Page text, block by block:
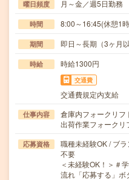
曜日頻度 月～金／週5日勤務
時間 8:00～16:45(休憩1
期間 即日～長期（3ヶ月
時給 時給1300円
交通費
交通費規定内支給
仕事内容
倉庫内フォークリフ
出荷作業フォーク
応募資格
職種未経験OK / ブ
不要
＜未経験OK！＞＃
流れ「応募する」